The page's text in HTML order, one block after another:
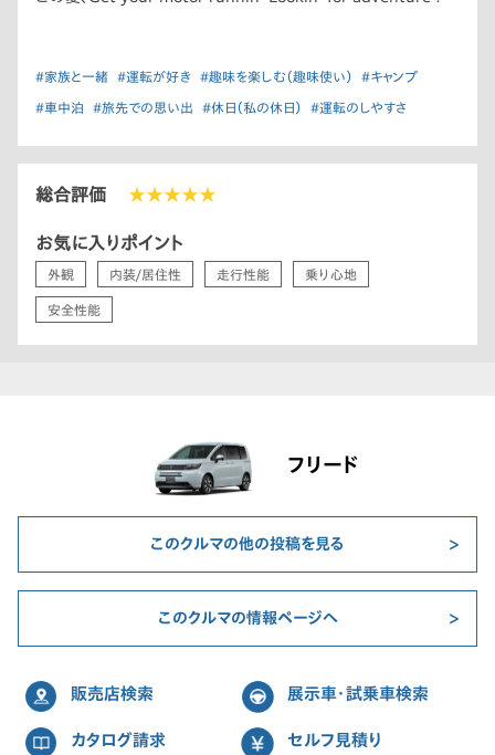
#家族と一緒 #運転が好き #趣味を楽しむ（趣味使い） #キャンプ
#車中泊 #旅先での思い出 #休日（私の休日） #運転のしやすさ
総合評価 ★★★★★
お気に入りポイント
外観 内装/居住性 走行性能 乗り心地
安全性能
フリード
このクルマの他の投稿を見る
このクルマの情報ページへ
販売店検索 展示車・試乗車検索
カタログ請求 セルフ見積り